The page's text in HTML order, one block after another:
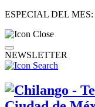
ESPECIAL DEL MES:
NEWSLETTER